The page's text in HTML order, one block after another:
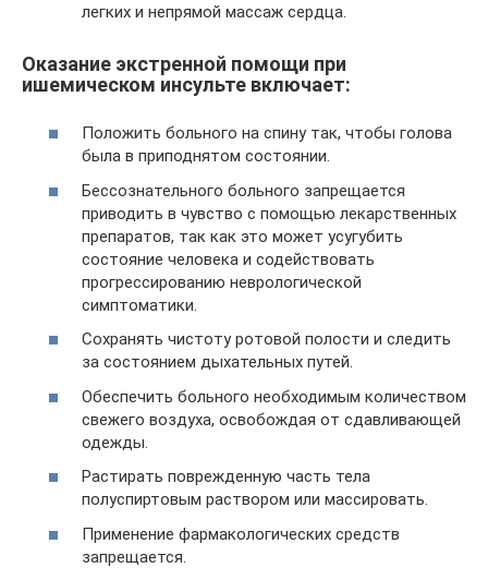
легких и непрямой массаж сердца.
Оказание экстренной помощи при
ишемическом инсульте включает:
Положить больного на спину так, чтобы голова
была в приподнятом состоянии.
Бессознательного больного запрещается
приводить в чувство с помощью лекарственных
препаратов, так как это может усугубить
состояние человека и содействовать
прогрессированию неврологической
симптоматики.
Сохранять чистоту ротовой полости и следить
за состоянием дыхательных путей.
Обеспечить больного необходимым количеством
свежего воздуха, освобождая от сдавливающей
одежды.
Растирать поврежденную часть тела
полуспиртовым раствором или массировать.
Применение фармакологических средств
запрещается.